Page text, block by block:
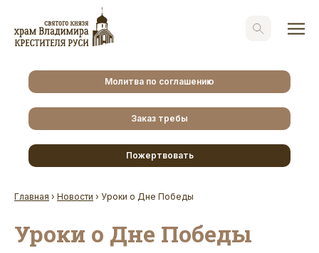
Молитва по соглашению
Заказ требы
Пожертвовать
Главная › Новости › Уроки о Дне Победы
Уроки о Дне Победы